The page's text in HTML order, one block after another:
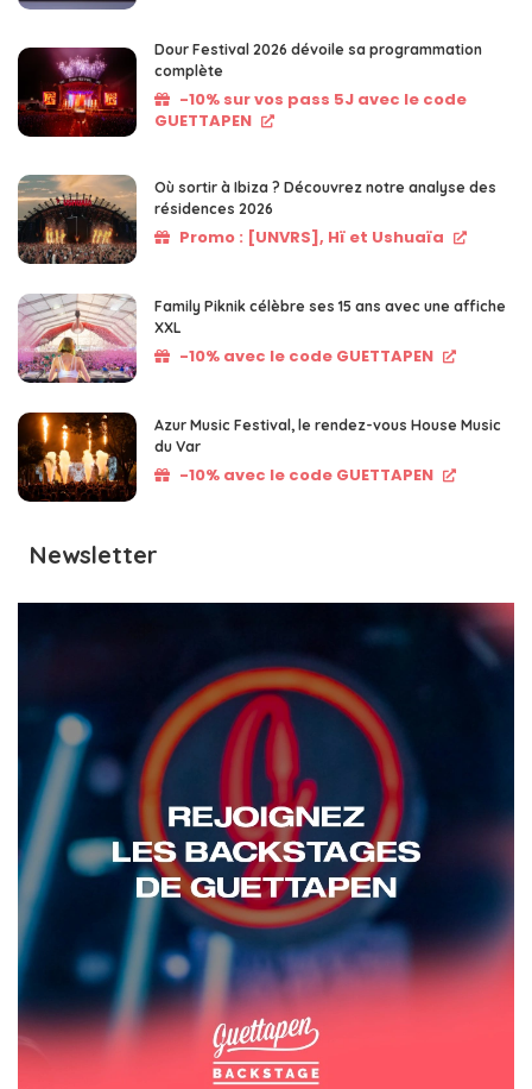
Dour Festival 2026 dévoile sa programmation
complète
-10% sur vos pass 5J avec le code
GUETTAPEN
Où sortir à Ibiza ? Découvrez notre analyse des
résidences 2026
Promo : [UNVRS], Hï et Ushuaïa
Family Piknik célèbre ses 15 ans avec une affiche
XXL
-10% avec le code GUETTAPEN
Azur Music Festival, le rendez-vous House Music
du Var
-10% avec le code GUETTAPEN
Newsletter